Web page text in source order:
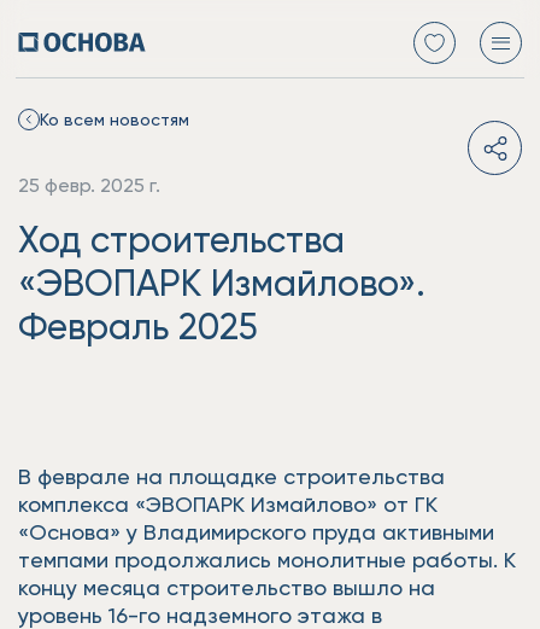
Ко всем новостям
25 февр. 2025 г.
Ход строительства
«ЭВОПАРК Измайлово».
Февраль 2025
В феврале на площадке строительства
комплекса «ЭВОПАРК Измайлово» от ГК
«Основа» у Владимирского пруда активными
темпами продолжались монолитные работы. К
концу месяца строительство вышло на
уровень 16-го надземного этажа в